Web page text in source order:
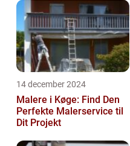
14 december 2024
Malere i Køge: Find Den
Perfekte Malerservice til
Dit Projekt